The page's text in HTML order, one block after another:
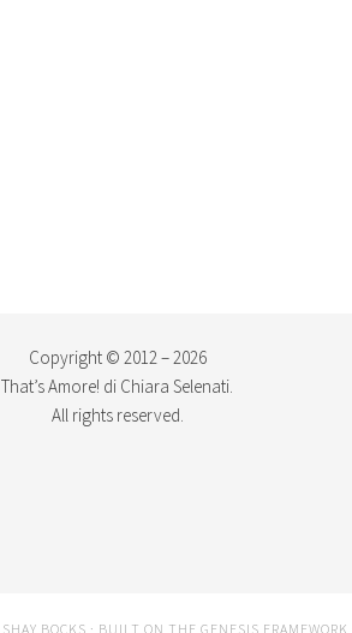
Copyright © 2012 – 2026
That’s Amore! di Chiara Selenati.
All rights reserved.
SHAY BOCKS · BUILT ON THE GENESIS FRAMEWORK